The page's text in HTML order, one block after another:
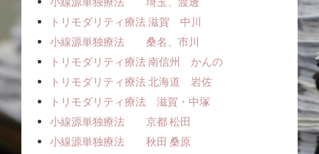
トリモダリティ療法 滋賀 中川
小線源単独療法 桑名、市川
トリモダリティ療法 南信州 かんの
トリモダリティ療法 北海道 岩佐
トリモダリティ療法 滋賀・中塚
小線源単独療法 京都 松田
小線源単独療法 秋田 桑原